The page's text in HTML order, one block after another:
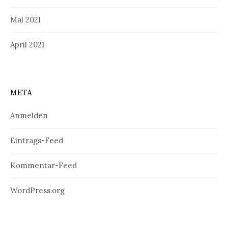
Mai 2021
April 2021
META
Anmelden
Eintrags-Feed
Kommentar-Feed
WordPress.org